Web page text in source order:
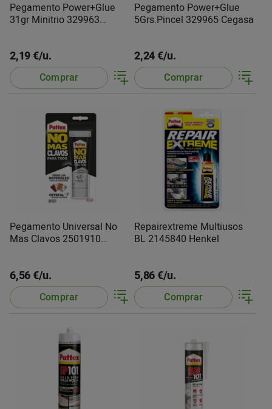
Pegamento Power+Glue
31gr Minitrio 329963
2,19 €/u.
Comprar
Pegamento Power+Glue
5Grs.Pincel 329965 Cegasa
2,24 €/u.
Comprar
Pegamento Universal No
Mas Clavos 2501910
6,56 €/u.
Comprar
Repairextreme Multiusos
BL 2145840 Henkel
5,86 €/u.
Comprar